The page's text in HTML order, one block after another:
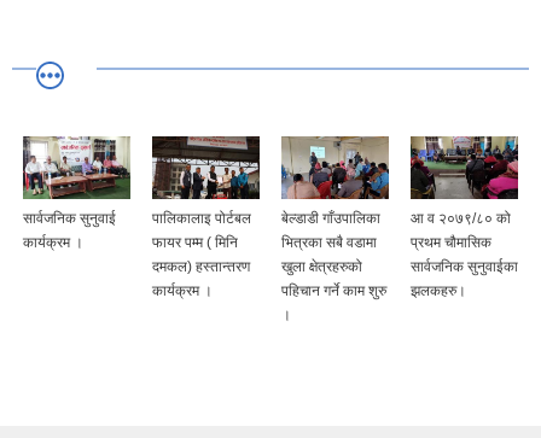
सार्वजनिक सुनुवाई
कार्यक्रम ।
पालिकालाइ पोर्टबल
फायर पम्म ( मिनि
दमकल) हस्तान्तरण
कार्यक्रम ।
बेल्डाडी गाँउपालिका
भित्रका सबै वडामा
खुला क्षेत्रहरुको
पहिचान गर्ने काम शुरु
।
आ व २०७९/८० को
प्रथम चौमासिक
सार्वजनिक सुनुवाईका
झलकहरु।